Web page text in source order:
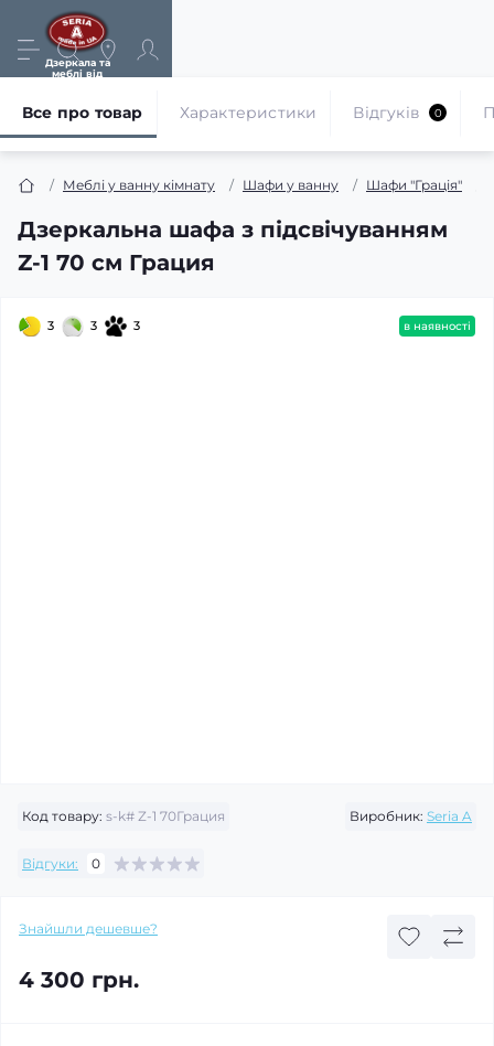
Дзеркала та
меблі від
Меблі у ванну кімнату Шафи у ванну Шафи "Грація"
Дзеркальна шафа з підсвічуванням
Z-1 70 см Грация
Все про товар Характеристики Відгуків 0
3 3 3 в наявності
Код товару: s-k# Z-1 70Грация Виробник: Seria A
Відгуки: 0
Знайшли дешевше?
4 300 грн.